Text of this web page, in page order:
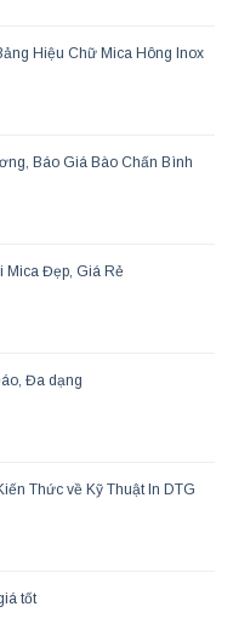
Hiệu Chữ Mica Hông Inox
Báo Giá Bào Chấn Bình
Mica Đẹp, Giá Rẻ
Đa dạng
Thức về Kỹ Thuật In DTG
tốt